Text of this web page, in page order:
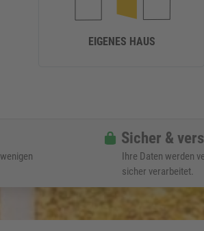
EIGENES HAUS
Sicher &
Ihre Daten werden
sicher verarbeitet.